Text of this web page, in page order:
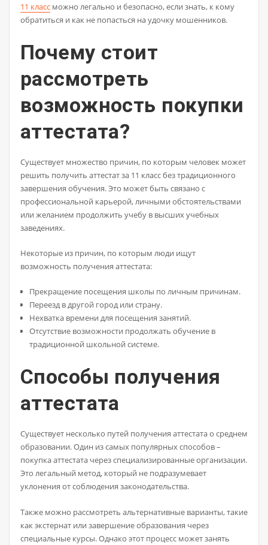
11 классможно легально и безопасно, если знать, к кому
обратиться и как не попасться на удочку мошенников.
Почему стоит
рассмотреть
возможность покупки
аттестата?
Существует множество причин, по которым человек может
решить получить аттестат за 11 класс без традиционного
завершения обучения. Это может быть связано с
профессиональной карьерой, личными обстоятельствами
или желанием продолжить учебу в высших учебных
заведениях.
Некоторые из причин, по которым люди ищут
возможность получения аттестата:
Прекращение посещения школы по личным причинам.
Переезд в другой город или страну.
Нехватка времени для посещения занятий.
Отсутствие возможности продолжать обучение в
традиционной школьной системе.
Способы получения
аттестата
Существует несколько путей получения аттестата о среднем
образовании. Один из самых популярных способов –
покупка аттестата через специализированные организации.
Это легальный метод, который не подразумевает
уклонения от соблюдения законодательства.
Также можно рассмотреть альтернативные варианты, такие
как экстернат или завершение образования через
специальные курсы. Однако этот процесс может занять